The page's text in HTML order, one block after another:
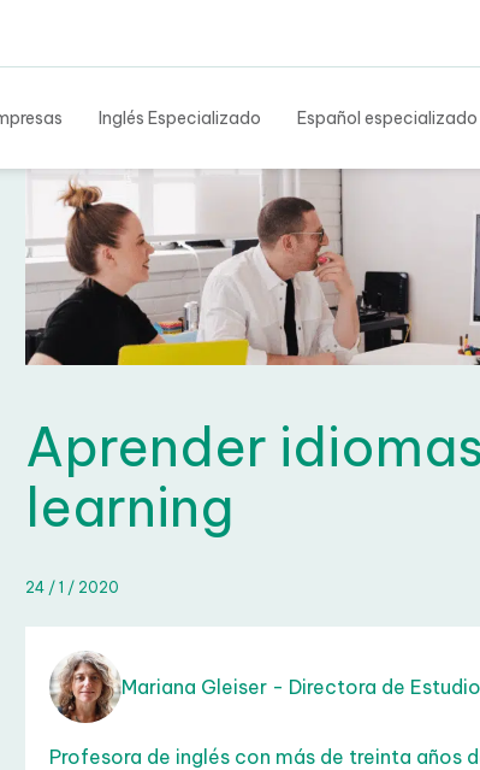
Inglés Especializado Español especializado
Aprender
learning
24 / 1 / 2020
Mariana Gleiser - Directora de
Profesora de inglés con más de treinta años